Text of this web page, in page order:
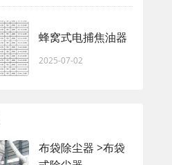
蜂窝式电捕焦油器
2025-07-02
布袋除尘器 >布袋